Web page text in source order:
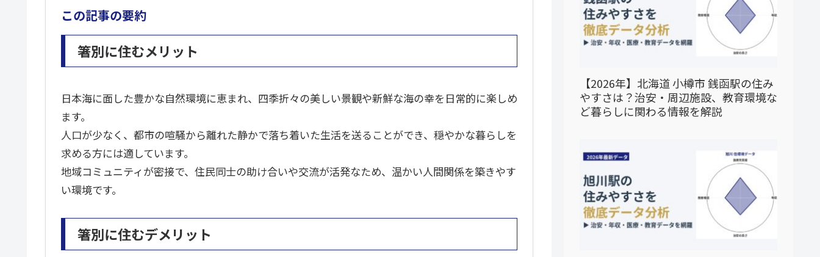
この記事の要約
箸別に住むメリット
日本海に面した豊かな自然環境に恵まれ、四季折々の美しい景観や新鮮な海の幸を日常的に楽しめ
ます。
人口が少なく、都市の喧騒から離れた静かで落ち着いた生活を送ることができ、穏やかな暮らしを
求める方には適しています。
地域コミュニティが密接で、住民同士の助け合いや交流が活発なため、温かい人間関係を築きやす
い環境です。
箸別に住むデメリット
【2026年】北海道 小樽市 銭函駅の住み
やすさは？治安・周辺施設、教育環境な
ど暮らしに関わる情報を解説